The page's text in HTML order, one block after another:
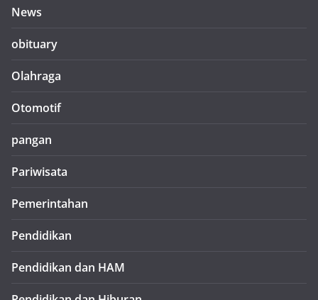
News
obituary
Olahraga
Otomotif
pangan
Pariwisata
Pemerintahan
Pendidikan
Pendidikan dan HAM